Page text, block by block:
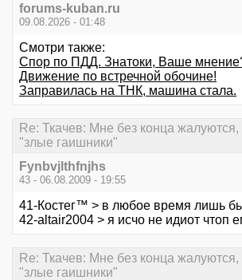
forums-kuban.ru
09.08.2026 - 01:48
Смотри также:
Спор по ПДД. Знатоки, Ваше
Движение по встречной обочине!
Заправилась на ТНК, машина стала.
Re: Ткачев: Мне без конца жалуются,
"злые гаишники"
Fynbvjlthfnjhs
43 - 06.08.2009 - 19:55
41-Костег™ > в любое время лишь
42-altair2004 > я исчо не идиот чтоп
Re: Ткачев: Мне без конца жалуются,
"злые гаишники"